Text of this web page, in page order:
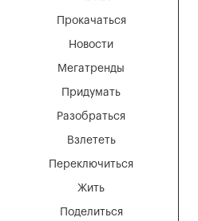
Мегатренды
Придумать
Разобраться
Взлететь
Новости
Переключиться
Жить
Поделиться
Прокачаться